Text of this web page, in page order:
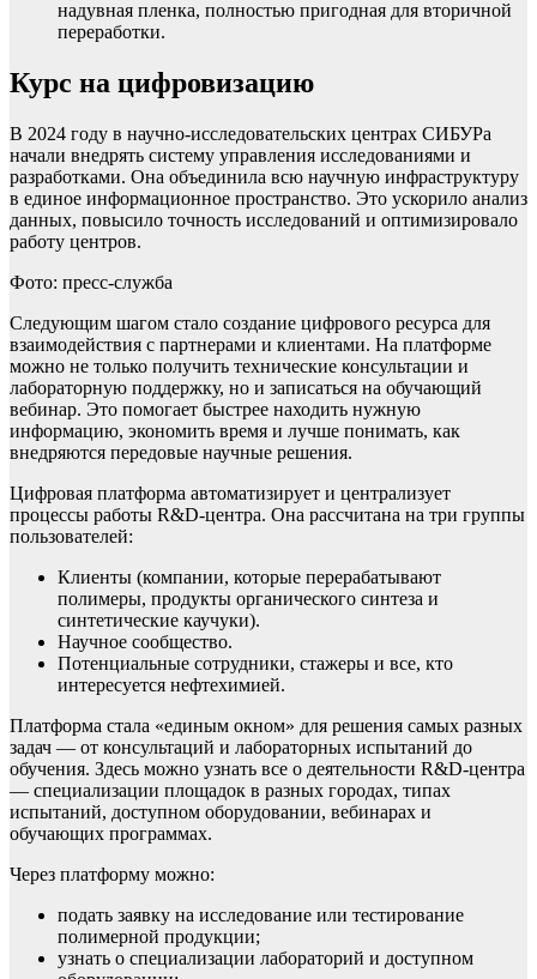
надувная пленка, полностью пригодная для вторичной
переработки.
Курс на цифровизацию
В 2024 году в научно-исследовательских центрах СИБУРа
начали внедрять систему управления исследованиями и
разработками. Она объединила всю научную инфраструктуру
в единое информационное пространство. Это ускорило анализ
данных, повысило точность исследований и оптимизировало
работу центров.
Фото: пресс-служба
Следующим шагом стало создание цифрового ресурса для
взаимодействия с партнерами и клиентами. На платформе
можно не только получить технические консультации и
лабораторную поддержку, но и записаться на обучающий
вебинар. Это помогает быстрее находить нужную
информацию, экономить время и лучше понимать, как
внедряются передовые научные решения.
Цифровая платформа автоматизирует и централизует
процессы работы R&D-центра. Она рассчитана на три группы
пользователей:
Клиенты (компании, которые перерабатывают
полимеры, продукты органического синтеза и
синтетические каучуки).
Научное сообщество.
Потенциальные сотрудники, стажеры и все, кто
интересуется нефтехимией.
Платформа стала «единым окном» для решения самых разных
задач — от консультаций и лабораторных испытаний до
обучения. Здесь можно узнать все о деятельности R&D-центра
— специализации площадок в разных городах, типах
испытаний, доступном оборудовании, вебинарах и
обучающих программах.
Через платформу можно:
подать заявку на исследование или тестирование
полимерной продукции;
узнать о специализации лабораторий и доступном